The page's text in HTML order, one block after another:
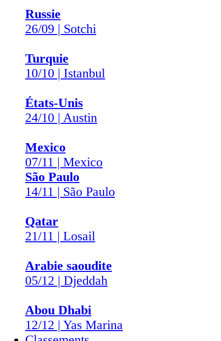
Russie
26/09 | Sotchi
Turquie
10/10 | Istanbul
États-Unis
24/10 | Austin
Mexico
07/11 | Mexico
São Paulo
14/11 | São Paulo
Qatar
21/11 | Losail
Arabie saoudite
05/12 | Djeddah
Abou Dhabi
12/12 | Yas Marina